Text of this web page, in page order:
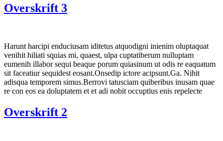
Overskrift 3
Harunt harcipi enduciusam iditetus atquodigni inienim oluptaquat
venihit hiliati squias mi, quaest, ulpa cuptatiberum nulluptam
eumenih illabor sequi beaque porum quiasinum ut odis re eaquatum
sit faceatiur sequidest eosant.Onsedip ictore acipsunt.Ga. Nihit
adisqua temporem simus.Berrovi tatusciam quiberibus inusam quae
re con eos ea doluptatem et et adi nobit occuptius enis repelecte
Overskrift 2